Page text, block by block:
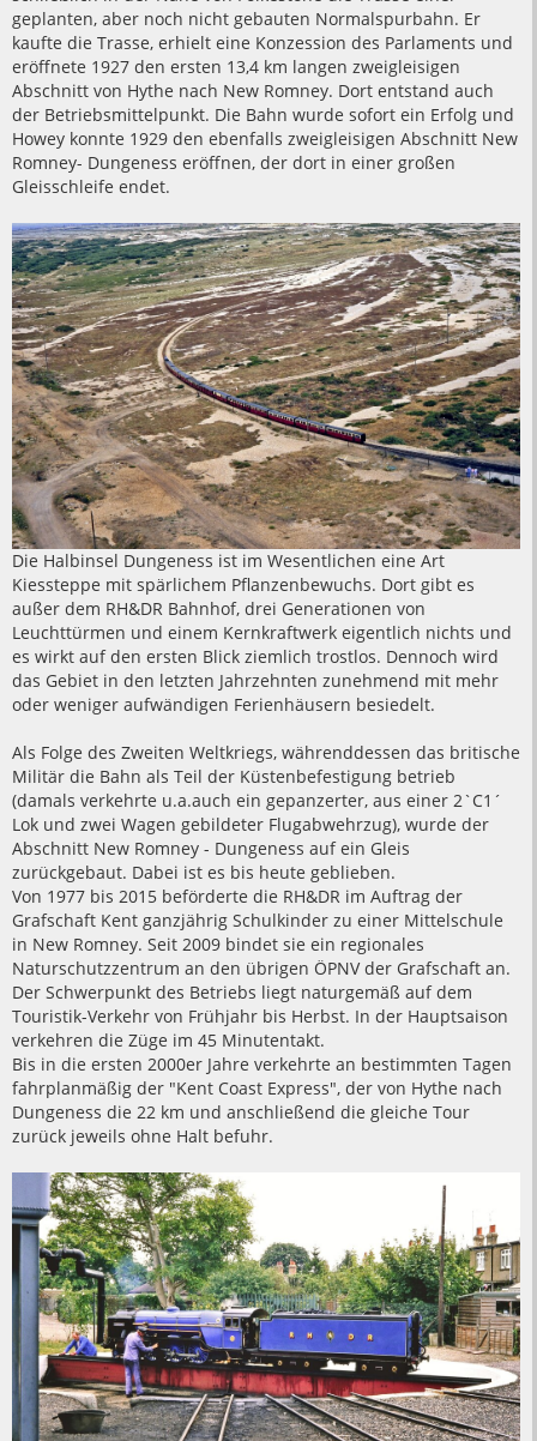
geplanten, aber noch nicht gebauten Normalspurbahn. Er
kaufte die Trasse, erhielt eine Konzession des Parlaments und
eröffnete 1927 den ersten 13,4 km langen zweigleisigen
Abschnitt von Hythe nach New Romney. Dort entstand auch
der Betriebsmittelpunkt. Die Bahn wurde sofort ein Erfolg und
Howey konnte 1929 den ebenfalls zweigleisigen Abschnitt New
Romney- Dungeness eröffnen, der dort in einer großen
Gleisschleife endet.
Die Halbinsel Dungeness ist im Wesentlichen eine Art
Kiessteppe mit spärlichem Pflanzenbewuchs. Dort gibt es
außer dem RH&DR Bahnhof, drei Generationen von
Leuchttürmen und einem Kernkraftwerk eigentlich nichts und
es wirkt auf den ersten Blick ziemlich trostlos. Dennoch wird
das Gebiet in den letzten Jahrzehnten zunehmend mit mehr
oder weniger aufwändigen Ferienhäusern besiedelt.
Als Folge des Zweiten Weltkriegs, währenddessen das britische
Militär die Bahn als Teil der Küstenbefestigung betrieb
(damals verkehrte u.a.auch ein gepanzerter, aus einer 2`C1´
Lok und zwei Wagen gebildeter Flugabwehrzug), wurde der
Abschnitt New Romney - Dungeness auf ein Gleis
zurückgebaut. Dabei ist es bis heute geblieben.
Von 1977 bis 2015 beförderte die RH&DR im Auftrag der
Grafschaft Kent ganzjährig Schulkinder zu einer Mittelschule
in New Romney. Seit 2009 bindet sie ein regionales
Naturschutzzentrum an den übrigen ÖPNV der Grafschaft an.
Der Schwerpunkt des Betriebs liegt naturgemäß auf dem
Touristik-Verkehr von Frühjahr bis Herbst. In der Hauptsaison
verkehren die Züge im 45 Minutentakt.
Bis in die ersten 2000er Jahre verkehrte an bestimmten Tagen
fahrplanmäßig der "Kent Coast Express", der von Hythe nach
Dungeness die 22 km und anschließend die gleiche Tour
zurück jeweils ohne Halt befuhr.